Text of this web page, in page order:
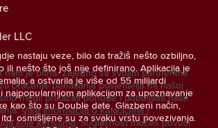
LLC
nastaju veze, bilo da tražiš nešto ozbiljno,
ili nešto što još nije definirano. Aplikacija je
a ostvarila je više od 55 milijardi
najpopularnijom aplikacijom za upoznavanje
kao što su Double date, Glazbeni način,
osmišljene su za svaku vrstu povezivanja.
nam je bitna. Zajedno sa svojim partnerima
praćenje ponašanja posjetitelja na našoj
mogli prikazati ponude i poboljšati naše
Više informacija o kolačićima i
koje koristimo. Suglasnost možeš povući